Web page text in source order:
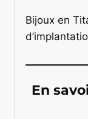
Bijoux en
En